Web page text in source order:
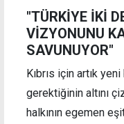
"TÜRKİYE İKİ
VİZYONUNU
SAVUNUYOR"
Kıbrıs için artık
gerektiğinin altını
halkının egemen